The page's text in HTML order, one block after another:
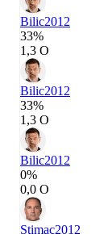
Bilic2012
33%
1,3 О
Bilic2012
33%
1,3 О
Bilic2012
0%
0,0 О
Stimac2012